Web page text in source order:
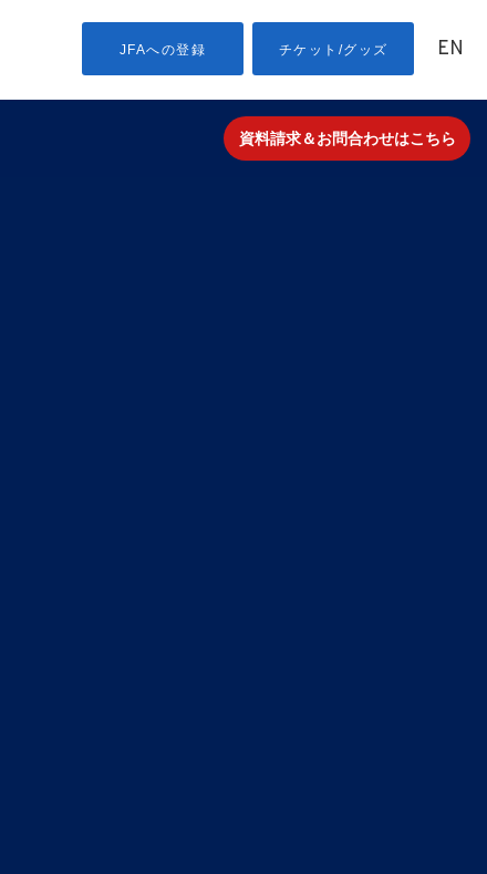
JFAへの登録 チケット/グッズ EN
資料請求＆お問合わせはこちら